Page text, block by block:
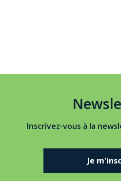
Inscrivez-vous à la
Je